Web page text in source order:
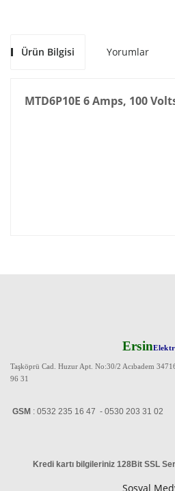
Ürün Bilgisi Yorumlar
MTD6P10E 6 Amps, 100
Ersin
Taşköprü Cad. Huzur Apt. No:30/2 Acıbadem
96 31
GSM : 0532 235 16 47 - 0530 203 31
Kredi kartı bilgileriniz 128Bit SSL
Sosyal